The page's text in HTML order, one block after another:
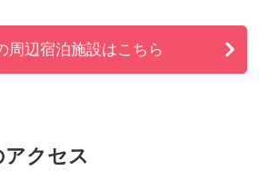
周辺宿泊施設はこちら
クセス